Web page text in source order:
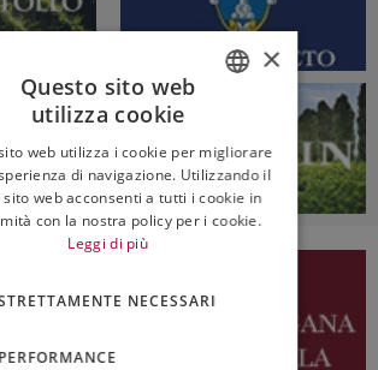
ENGLISH
×
Questo sito web
utilizza cookie
web utilizza i cookie per migliorare
di navigazione. Utilizzando il
web acconsenti a tutti i cookie in
con la nostra policy per i cookie.
Leggi di più
NECESSARI
PERFORMANCE